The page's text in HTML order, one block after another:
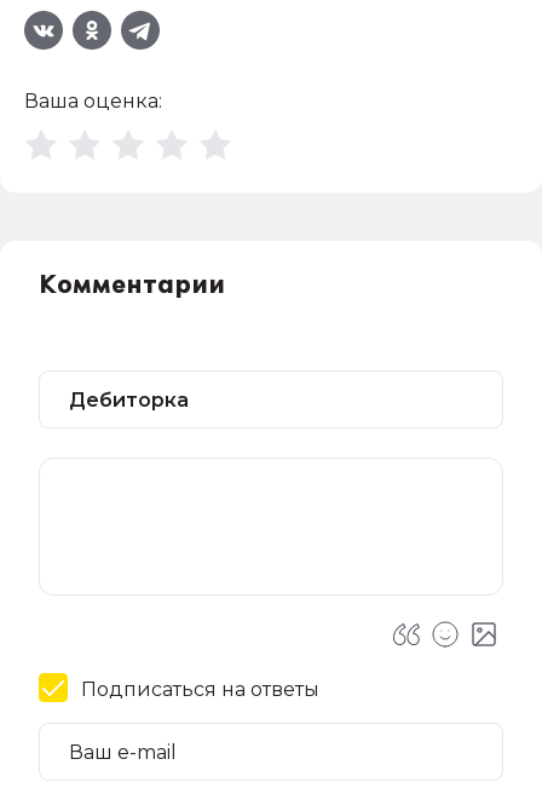
Ваша оценка:
Комментарии
Подписаться на ответы